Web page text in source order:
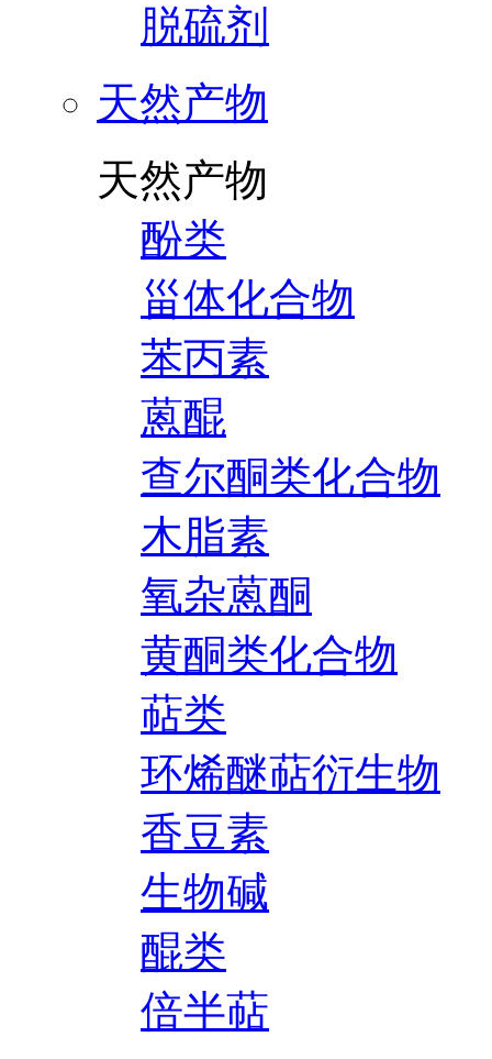
脱硫剂
天然产物
天然产物
酚类
甾体化合物
苯丙素
蒽醌
查尔酮类化合物
木脂素
氧杂蒽酮
黄酮类化合物
萜类
环烯醚萜衍生物
香豆素
生物碱
醌类
倍半萜